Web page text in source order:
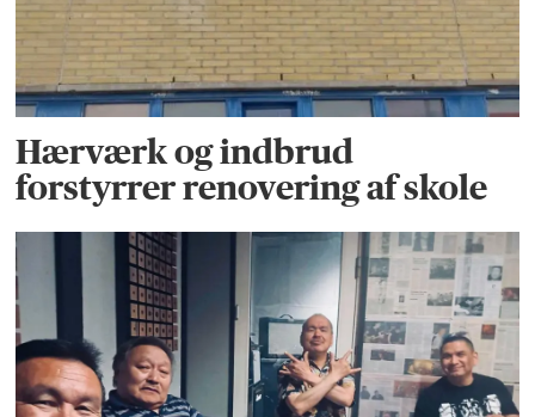
Hærværk og indbrud
forstyrrer renovering af skole